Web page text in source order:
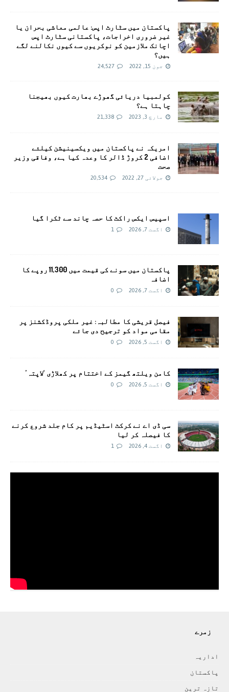
پاکستان میں سٹارٹ اپس: عالمی معاشی بحران یا
غیر ضروری اخراجات، پاکستانی سٹارٹ اپس
اچانک ملازمین کو نوکریوں سے کیوں نکالنے لگے
ہیں؟
جون 15, 2022 24,527
کولمبیا دریائی گھوڑے بھارت کیوں بھیجنا
چاہتا ہے؟
مارچ 3, 2023 21,338
امريکہ نے پاکستان میں ویکسینیشن کیلئے
اضافی 2 کروڑ ڈالر کا وعدہ کیا ہے، وفاقی وزیر
صحت
جولائی 27, 2022 20,534
اسپیس ایکس راکٹ کا حصہ چاند سے ٹکرا گیا
اگست 7, 2026 1
پاکستان میں سونے کی قیمت میں 11,300 روپے کا
اضافہ
اگست 7, 2026 0
فیصل قریشی کا مطالبہ: غیر ملکی پروڈکشنز پر
مقامی مواد کو ترجیح دی جائے
اگست 5, 2026 0
کامن ویلتھ گیمز کے اختتام پر کھلاڑی ‘لاپتہ’
اگست 5, 2026 0
سی ڈی اے نے کرکٹ اسٹیڈیم پر کام جلد شروع کرنے
کا فیصلہ کر لیا
اگست 4, 2026 1
زمرے
اداريہ
پاکستان
تازہ ترين